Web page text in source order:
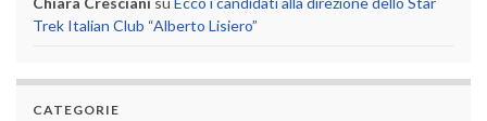
Trek Italian Club “Alberto Lisiero”
CATEGORIE